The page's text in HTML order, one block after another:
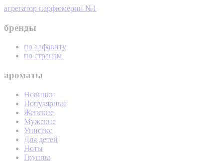
агрегатор парфюмерии №1
бренды
по алфавиту
по странам
ароматы
Новинки
Популярные
Женские
Мужские
Унисекс
Для детей
Ноты
Группы